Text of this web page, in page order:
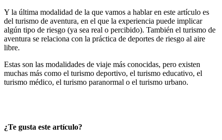
Y la última modalidad de la que vamos a hablar en este artículo es
del turismo de aventura, en el que la experiencia puede implicar
algún tipo de riesgo (ya sea real o percibido). También el turismo de
aventura se relaciona con la práctica de deportes de riesgo al aire
libre.
Estas son las modalidades de viaje más conocidas, pero existen
muchas más como el turismo deportivo, el turismo educativo, el
turismo médico, el turismo paranormal o el turismo urbano.
¿Te gusta este artículo?